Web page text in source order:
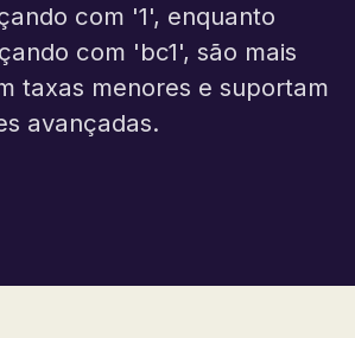
com '1', enquanto
com 'bc1', são mais
taxas menores e suportam
avançadas.